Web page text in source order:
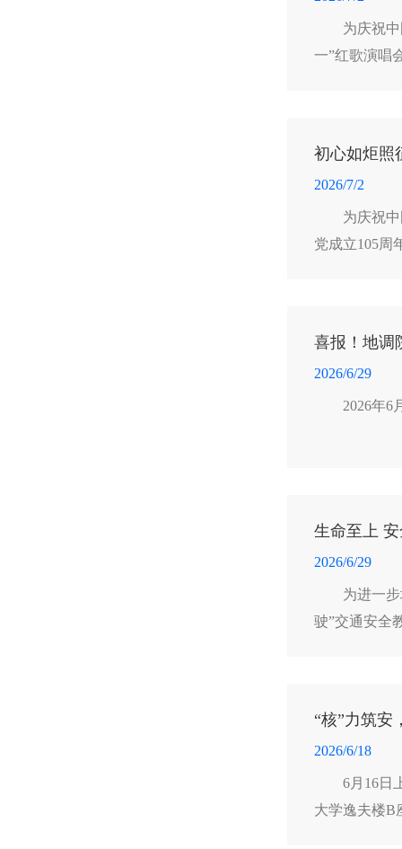
为庆祝
一”红歌演唱
初心如炬照
2026/7/2
为庆祝
党成立105周
喜报！地调
2026/6/29
2026年6
生命至上
2026/6/29
为进一
驶”交通安全
“核”力筑安
2026/6/18
6月16日
大学逸夫楼B